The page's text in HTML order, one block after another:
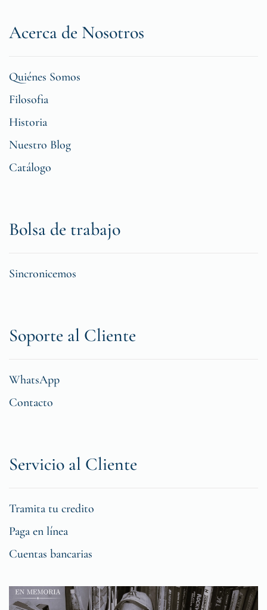
Acerca de Nosotros
Quiénes Somos
Filosofia
Historia
Nuestro Blog
Catálogo
Bolsa de trabajo
Sincronicemos
Soporte al Cliente
WhatsApp
Contacto
Servicio al Cliente
Tramita tu credito
Paga en línea
Cuentas bancarias